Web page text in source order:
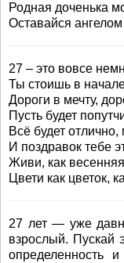
Родная доченька
Оставайся
27 – это вовсе
Ты стоишь в
Дороги в мечту,
Пусть будет
Всё будет
И поздравок тебе
Живи, как
Цвети как цветок,
27 лет — уже
взрослый. Пускай
определенность